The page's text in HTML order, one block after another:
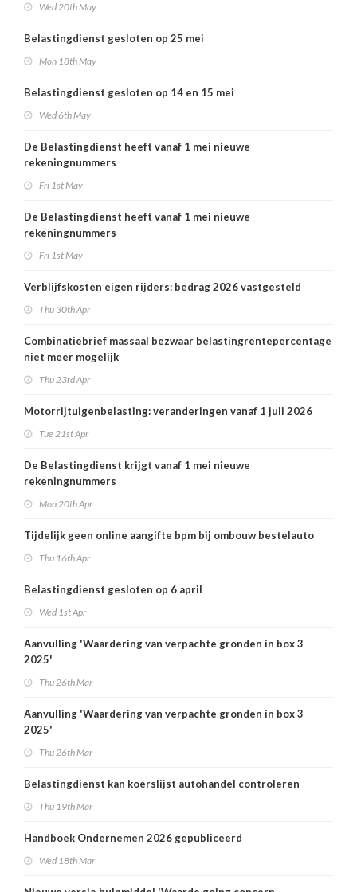
Wed 20th May
Belastingdienst gesloten op 25 mei
Mon 18th May
Belastingdienst gesloten op 14 en 15 mei
Wed 6th May
De Belastingdienst heeft vanaf 1 mei nieuwe
rekeningnummers
Fri 1st May
De Belastingdienst heeft vanaf 1 mei nieuwe
rekeningnummers
Fri 1st May
Verblijfskosten eigen rijders: bedrag 2026 vastgesteld
Thu 30th Apr
Combinatiebrief massaal bezwaar belastingrentepercentage
niet meer mogelijk
Thu 23rd Apr
Motorrijtuigenbelasting: veranderingen vanaf 1 juli 2026
Tue 21st Apr
De Belastingdienst krijgt vanaf 1 mei nieuwe
rekeningnummers
Mon 20th Apr
Tijdelijk geen online aangifte bpm bij ombouw bestelauto
Thu 16th Apr
Belastingdienst gesloten op 6 april
Wed 1st Apr
Aanvulling 'Waardering van verpachte gronden in box 3
2025'
Thu 26th Mar
Aanvulling 'Waardering van verpachte gronden in box 3
2025'
Thu 26th Mar
Belastingdienst kan koerslijst autohandel controleren
Thu 19th Mar
Handboek Ondernemen 2026 gepubliceerd
Wed 18th Mar